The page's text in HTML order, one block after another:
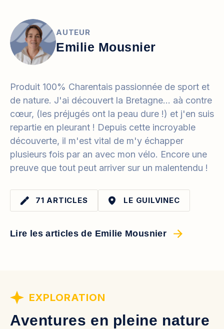
AUTEUR
Emilie Mousnier
Produit 100% Charentais passionnée de sport et
de nature. J'ai découvert la Bretagne... aà contre
cœur, (les préjugés ont la peau dure !) et j'en suis
repartie en pleurant ! Depuis cette incroyable
découverte, il m'est vital de m'y échapper
plusieurs fois par an avec mon vélo. Encore une
preuve que tout peut arriver sur un malentendu !
71 ARTICLES LE GUILVINEC
Lire les articles de Emilie Mousnier
Aventures en pleine nature
EXPLORATION